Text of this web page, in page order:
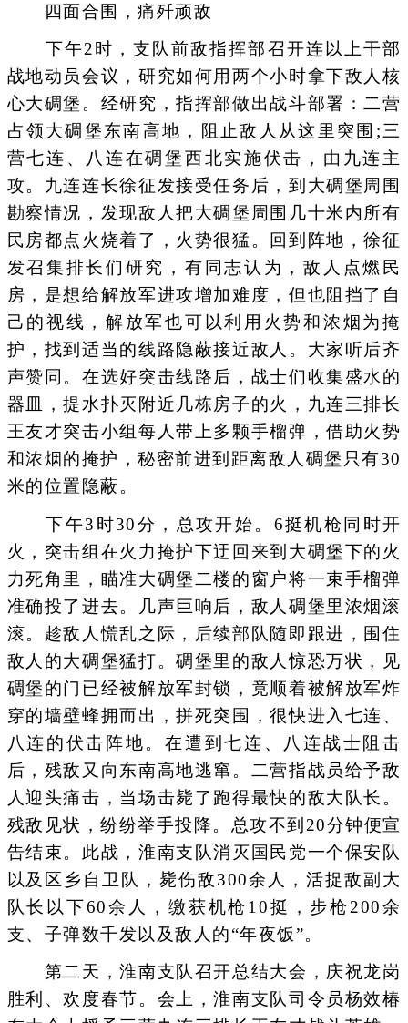
四面合围，痛歼顽敌
下午2时，支队前敌指挥部召开连以上干部
战地动员会议，研究如何用两个小时拿下敌人核
心大碉堡。经研究，指挥部做出战斗部署：二营
占领大碉堡东南高地，阻止敌人从这里突围;三
营七连、八连在碉堡西北实施伏击，由九连主
攻。九连连长徐征发接受任务后，到大碉堡周围
勘察情况，发现敌人把大碉堡周围几十米内所有
民房都点火烧着了，火势很猛。回到阵地，徐征
发召集排长们研究，有同志认为，敌人点燃民
房，是想给解放军进攻增加难度，但也阻挡了自
己的视线，解放军也可以利用火势和浓烟为掩
护，找到适当的线路隐蔽接近敌人。大家听后齐
声赞同。在选好突击线路后，战士们收集盛水的
器皿，提水扑灭附近几栋房子的火，九连三排长
王友才突击小组每人带上多颗手榴弹，借助火势
和浓烟的掩护，秘密前进到距离敌人碉堡只有30
米的位置隐蔽。
下午3时30分，总攻开始。6挺机枪同时开
火，突击组在火力掩护下迂回来到大碉堡下的火
力死角里，瞄准大碉堡二楼的窗户将一束手榴弹
准确投了进去。几声巨响后，敌人碉堡里浓烟滚
滚。趁敌人慌乱之际，后续部队随即跟进，围住
敌人的大碉堡猛打。碉堡里的敌人惊恐万状，见
碉堡的门已经被解放军封锁，竟顺着被解放军炸
穿的墙壁蜂拥而出，拼死突围，很快进入七连、
八连的伏击阵地。在遭到七连、八连战士阻击
后，残敌又向东南高地逃窜。二营指战员给予敌
人迎头痛击，当场击毙了跑得最快的敌大队长。
残敌见状，纷纷举手投降。总攻不到20分钟便宣
告结束。此战，淮南支队消灭国民党一个保安队
以及区乡自卫队，毙伤敌300余人，活捉敌副大
队长以下60余人，缴获机枪10挺，步枪200余
支、子弹数千发以及敌人的“年夜饭”。
第二天，淮南支队召开总结大会，庆祝龙岗
胜利、欢度春节。会上，淮南支队司令员杨效椿